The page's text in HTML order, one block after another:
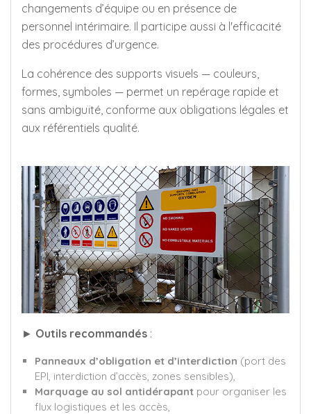
changements d’équipe ou en présence de
personnel intérimaire. Il participe aussi à l'efficacité
des procédures d’urgence.
La cohérence des supports visuels — couleurs,
formes, symboles — permet un repérage rapide et
sans ambiguïté, conforme aux obligations légales et
aux référentiels qualité.
► Outils recommandés :
Panneaux d’obligation et d’interdiction (port des
EPI, interdiction d’accès, zones sensibles),
Marquage au sol antidérapant pour organiser les
flux logistiques et les accès,